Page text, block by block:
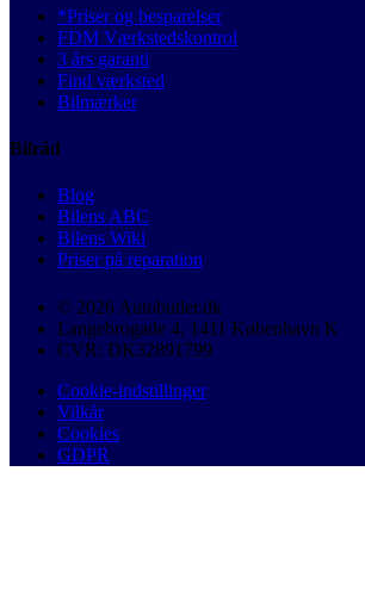
*Priser og besparelser
FDM Værkstedskontrol
3 års garanti
Find værksted
Bilmærker
Bilråd
Blog
Bilens ABC
Bilens Wiki
Priser på reparation
© 2026 Autobutler.dk
Langebrogade 4, 1411 København K
CVR: DK32891799
Cookie-indstillinger
Vilkår
Cookies
GDPR